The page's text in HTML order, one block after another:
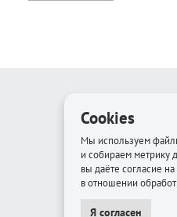
Cookies
Мы используем
и собираем метрику
вы даёте согласие
в отношении
Я согласен